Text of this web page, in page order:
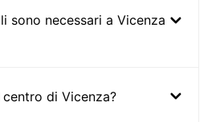
sono necessari a Vicenza
di Vicenza?